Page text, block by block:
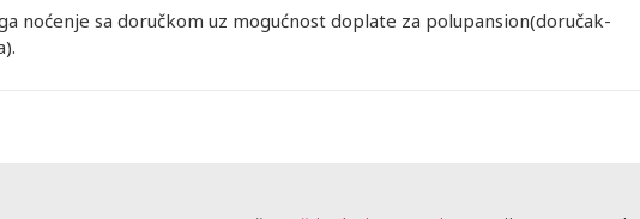
noćenje sa doručkom uz mogućnost doplate za polupansion(doručak-